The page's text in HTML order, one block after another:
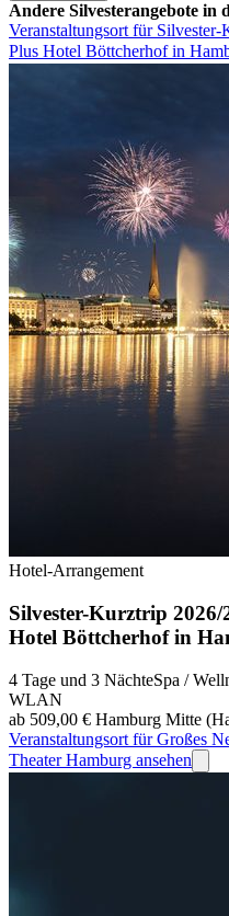
Andere Silvesterangebote in
Veranstaltungsort für
Plus Hotel Böttcherhof in
Hotel-Arrangement
Silvester-Kurztrip 2026/
Hotel Böttcherhof in
4 Tage und 3 NächteSpa /
WLAN
ab 509,00 € Hamburg Mitte
Veranstaltungsort für Großes
Theater Hamburg ansehen